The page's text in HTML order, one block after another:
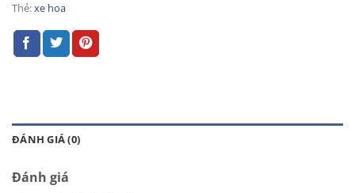
Thẻ:xe hoa
ĐÁNH GIÁ (0)
Đánh giá